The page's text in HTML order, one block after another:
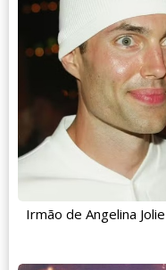
Irmão de Angelina